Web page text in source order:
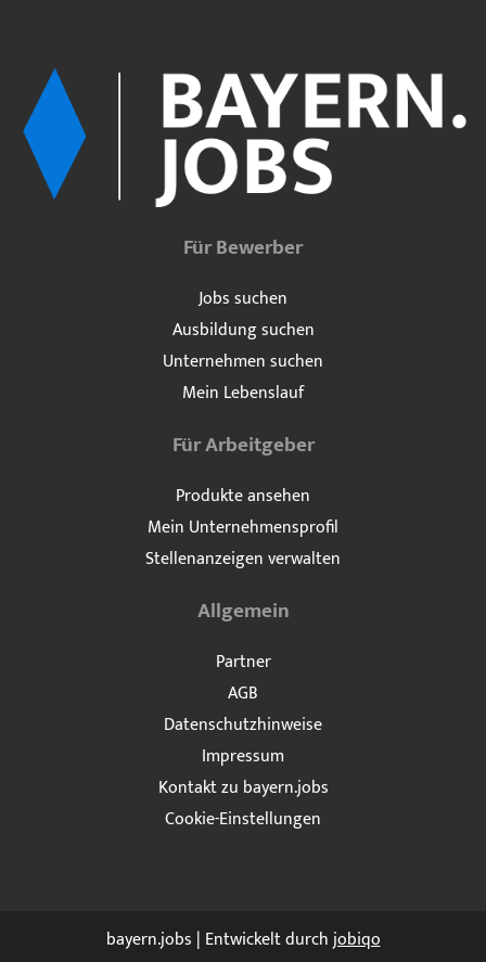
Für Bewerber
Jobs suchen
Ausbildung suchen
Unternehmen suchen
Mein Lebenslauf
Für Arbeitgeber
Produkte ansehen
Mein Unternehmensprofil
Stellenanzeigen verwalten
Allgemein
Partner
AGB
Datenschutzhinweise
Impressum
Kontakt zu bayern.jobs
Cookie-Einstellungen
bayern.jobs | Entwickelt durchjobiqo